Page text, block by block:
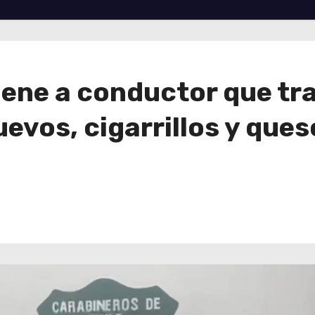
a conductor que
cigarrillos y